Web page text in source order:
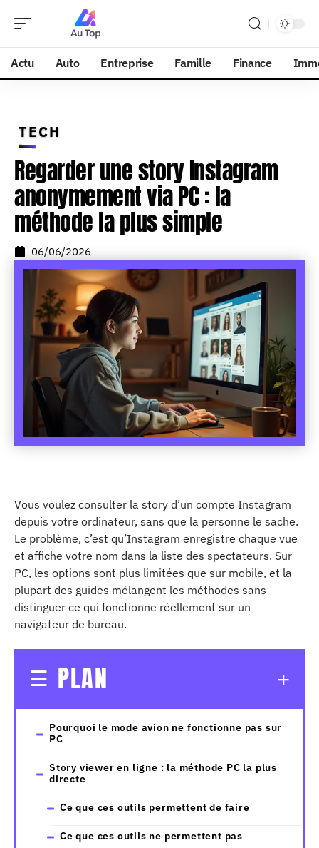
Actu Auto Entreprise Famille Finance
TECH
Regarder une story Instagram
anonymement via PC : la
méthode la plus simple
06/06/2026
Vous voulez consulter la story d’un compte Instagram
depuis votre ordinateur, sans que la personne le sache.
Le problème, c’est qu’Instagram enregistre chaque vue
et affiche votre nom dans la liste des spectateurs. Sur
PC, les options sont plus limitées que sur mobile, et la
plupart des guides mélangent les méthodes sans
distinguer ce qui fonctionne réellement sur un
navigateur de bureau.
PLAN
Pourquoi le mode avion ne fonctionne pas sur
PC
Story viewer en ligne : la méthode PC la plus
directe
Ce que ces outils permettent de faire
Ce que ces outils ne permettent pas